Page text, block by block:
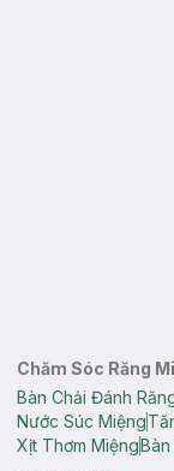
Chăm Sóc Răng
Bàn Chải Đánh
Nước Súc Miệng
Xịt Thơm Miệng